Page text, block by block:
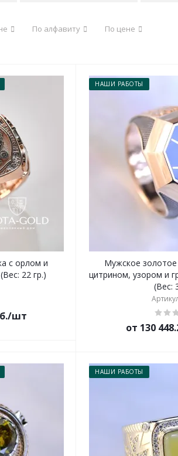
По алфавиту По цене
с орлом и
22 гр.)
шт
НАШИ РАБОТЫ
Мужское
цитрином, узором и
(Вес:
от 130
НАШИ РАБОТЫ